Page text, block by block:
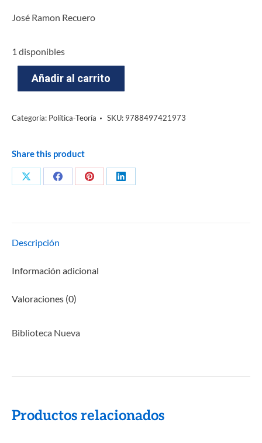
José Ramon Recuero
1 disponibles
Añadir al carrito
Categoría: Política-Teoría SKU: 9788497421973
Share this product
Descripción
Información adicional
Valoraciones (0)
Biblioteca Nueva
Productos relacionados